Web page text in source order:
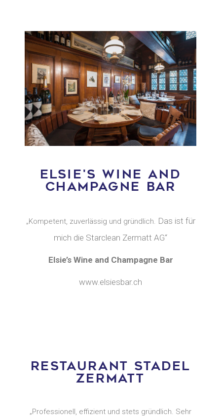
ELSIE'S WINE AND
CHAMPAGNE BAR
„Kompetent, zuverlässig und gründlich. Das ist für
mich die Starclean Zermatt AG“
Elsie’s Wine and Champagne Bar
www.elsiesbar.ch
RESTAURANT STADEL
ZERMATT
„Professionell, effizient und stets gründlich. Sehr